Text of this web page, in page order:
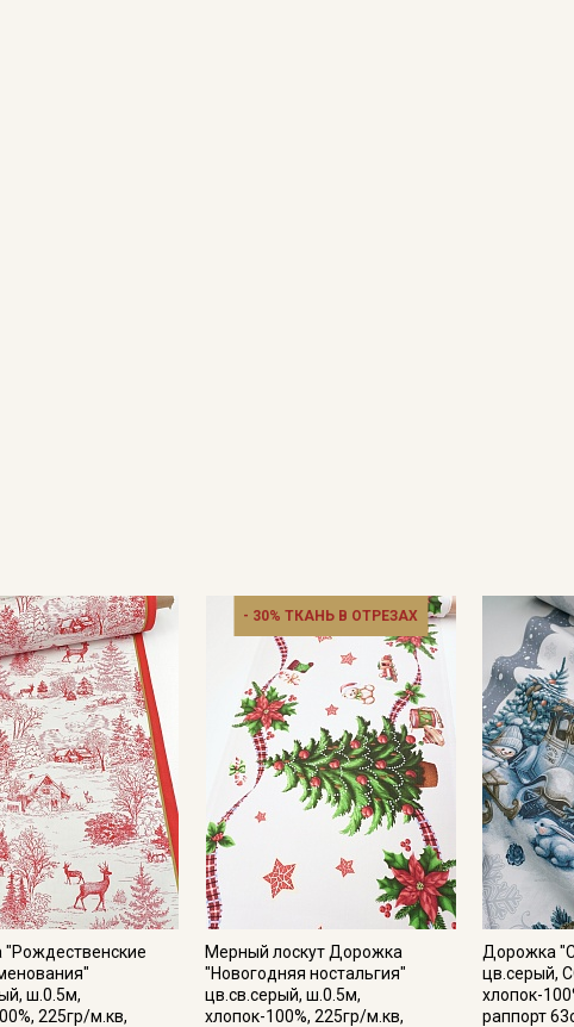
ш.0.5м,
225гр/м.кв,
- 30% ТКАНЬ В ОТРЕЗАХ
Мерный лоскут Дорожка
"Новогодняя ностальгия"
цв.св.серый, ш.0.5м,
хлопок-100%, 225гр/м.кв,
Дорожка
цв.серый,
хлопок-
раппорт
на обработку персональных
рекламных и